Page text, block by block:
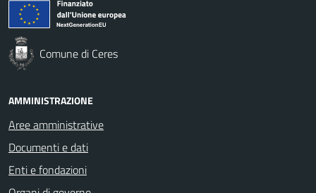
Comune di Ceres
AMMINISTRAZIONE
Aree amministrative
Documenti e dati
Enti e fondazioni